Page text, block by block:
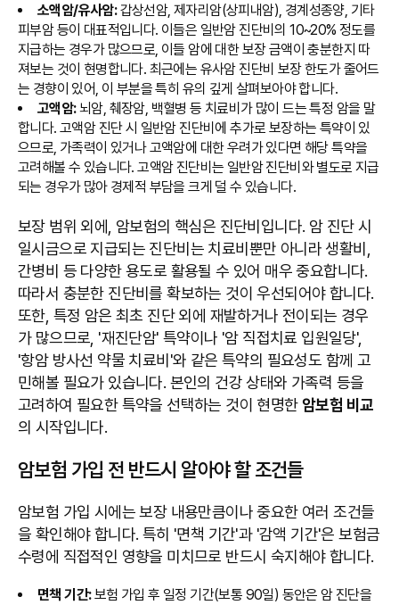
소액암/유사암:갑상선암, 제자리암(상피내암), 경계성종양, 기타
피부암 등이 대표적입니다. 이들은 일반암 진단비의 10~20% 정도를
지급하는 경우가 많으므로, 이들 암에 대한 보장 금액이 충분한지 따
져보는 것이 현명합니다. 최근에는 유사암 진단비 보장 한도가 줄어드
는 경향이 있어, 이 부분을 특히 유의 깊게 살펴보아야 합니다.
고액암:뇌암, 췌장암, 백혈병 등 치료비가 많이 드는 특정 암을 말
합니다. 고액암 진단 시 일반암 진단비에 추가로 보장하는 특약이 있
으므로, 가족력이 있거나 고액암에 대한 우려가 있다면 해당 특약을
고려해볼 수 있습니다. 고액암 진단비는 일반암 진단비와 별도로 지급
되는 경우가 많아 경제적 부담을 크게 덜 수 있습니다.
보장 범위 외에, 암보험의 핵심은 진단비입니다. 암 진단 시
일시금으로 지급되는 진단비는 치료비뿐만 아니라 생활비,
간병비 등 다양한 용도로 활용될 수 있어 매우 중요합니다.
따라서 충분한 진단비를 확보하는 것이 우선되어야 합니다.
또한, 특정 암은 최초 진단 외에 재발하거나 전이되는 경우
가 많으므로, '재진단암' 특약이나 '암 직접치료 입원일당',
'항암 방사선 약물 치료비'와 같은 특약의 필요성도 함께 고
민해볼 필요가 있습니다. 본인의 건강 상태와 가족력 등을
고려하여 필요한 특약을 선택하는 것이 현명한암보험 비교
의 시작입니다.
암보험 가입 전 반드시 알아야 할 조건들
암보험 가입 시에는 보장 내용만큼이나 중요한 여러 조건들
을 확인해야 합니다. 특히 '면책 기간'과 '감액 기간'은 보험금
수령에 직접적인 영향을 미치므로 반드시 숙지해야 합니다.
면책 기간:보험 가입 후 일정 기간(보통 90일) 동안은 암 진단을